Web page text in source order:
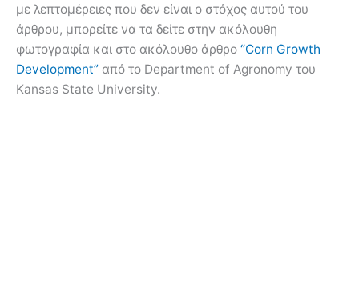
με λεπτομέρειες που δεν είναι ο στόχος αυτού του
άρθρου, μπορείτε να τα δείτε στην ακόλουθη
φωτογραφία και στο ακόλουθο άρθρο “Corn Growth
Development” από το Department of Agronomy του
Kansas State University.